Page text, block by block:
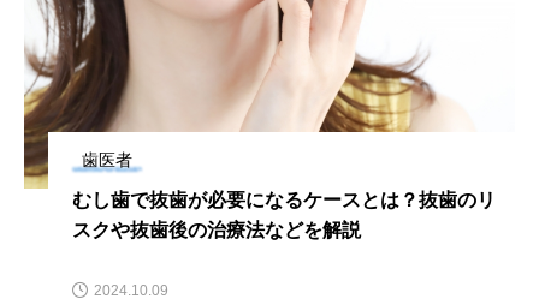
歯医者
むし歯で抜歯が必要になるケースとは？抜歯のリ
スクや抜歯後の治療法などを解説
2024.10.09